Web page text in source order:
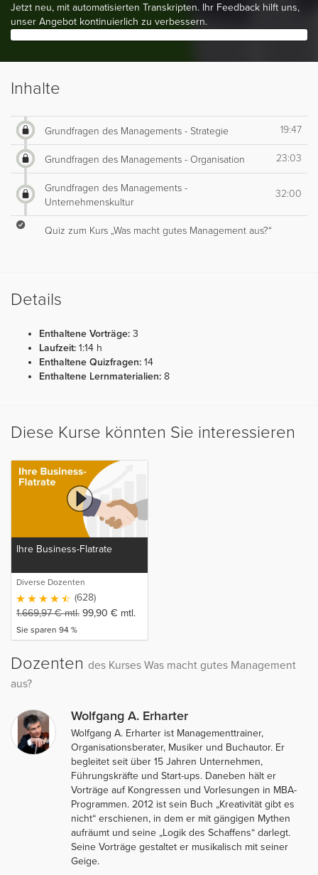
Jetzt neu, mit automatisierten Transkripten. Ihr Feedback hilft uns,
unser Angebot kontinuierlich zu verbessern.
Inhalte
Grundfragen des Managements - Strategie 19:47
Grundfragen des Managements - Organisation 23:03
Grundfragen des Managements -
Unternehmenskultur
32:00
Quiz zum Kurs „Was macht gutes Management aus?“
Details
Enthaltene Vorträge: 3
Laufzeit: 1:14 h
Enthaltene Quizfragen: 14
Enthaltene Lernmaterialien: 8
Diese Kurse könnten Sie interessieren
Ihre Business-Flatrate
Diverse Dozenten
(628)
1.669,97€mtl. 99,90 € mtl.
Sie sparen 94 %
Dozenten des Kurses Was macht gutes Management
aus?
Wolfgang A. Erharter
Wolfgang A. Erharter ist Managementtrainer,
Organisationsberater, Musiker und Buchautor. Er
begleitet seit über 15 Jahren Unternehmen,
Führungskräfte und Start-ups. Daneben hält er
Vorträge auf Kongressen und Vorlesungen in MBA-
Programmen. 2012 ist sein Buch „Kreativität gibt es
nicht“ erschienen, in dem er mit gängigen Mythen
aufräumt und seine „Logik des Schaffens“ darlegt.
Seine Vorträge gestaltet er musikalisch mit seiner
Geige.